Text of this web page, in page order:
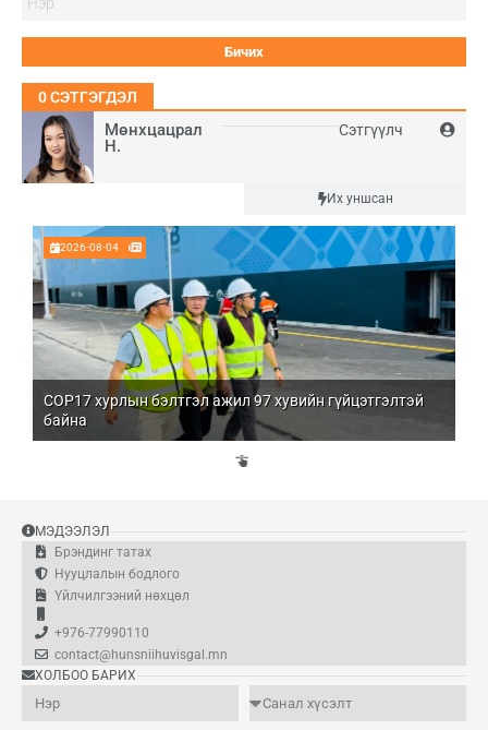
Мөнхцацрал
Н.
Сэтгүүлч
Их уншсан
2026-08-04
COP17 хурлын бэлтгэл ажил 97 хувийн гүйцэтгэлтэй
байна
0СЭТГЭГДЭЛ
МЭДЭЭЛЭЛ
Брэндинг татах
Нууцлалын бодлого
Үйлчилгээний нөхцөл
+976-77990110
contact@hunsniihuvisgal.mn
ХОЛБОО БАРИХ